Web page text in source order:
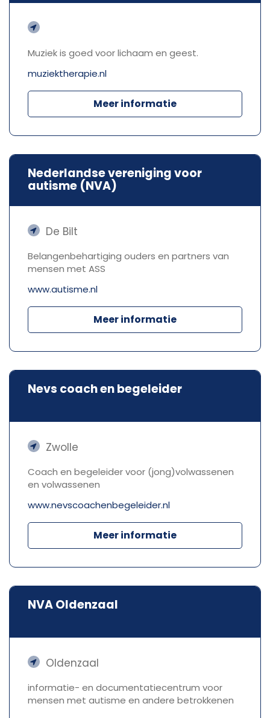
Muziek is goed voor lichaam en geest.
muziektherapie.nl
Meer informatie
Nederlandse vereniging voor
autisme (NVA)
De Bilt
Belangenbehartiging ouders en partners van
mensen met ASS
www.autisme.nl
Meer informatie
Nevs coach en begeleider
Zwolle
Coach en begeleider voor (jong)volwassenen
en volwassenen
www.nevscoachenbegeleider.nl
Meer informatie
NVA Oldenzaal
Oldenzaal
informatie- en documentatiecentrum voor
mensen met autisme en andere betrokkenen